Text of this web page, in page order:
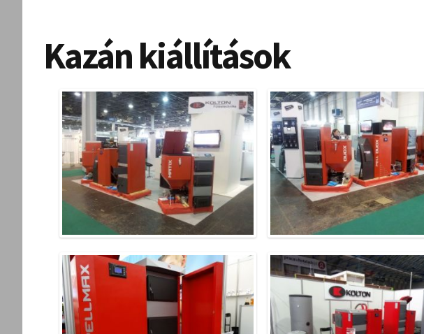
Kazán kiállítások